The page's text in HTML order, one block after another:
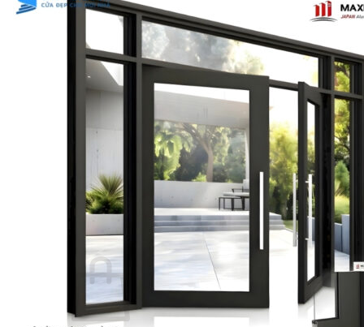
Tin Tuyển Dụng
Mẫu cửa đẹp
Kích thước phong thủy
Thước Lỗ Ban
Hướng dẫn kỹ thuật
Tài Liệu Catalogue
Công trình dân dụng
Công trình biệt thự
Nhà máy & Showroom
Tìm kiếm: